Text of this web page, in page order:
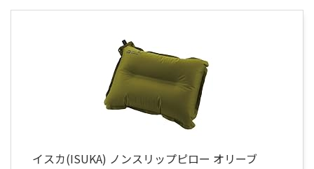
イスカ(ISUKA) ノンスリップピロー オリーブ